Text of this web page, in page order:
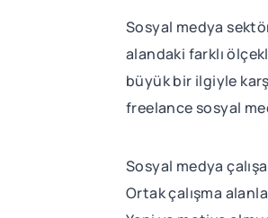
Sosyal medya
alandaki farklı
büyük bir ilgiyle
freelance sosyal
Sosyal medya
Ortak çalışma